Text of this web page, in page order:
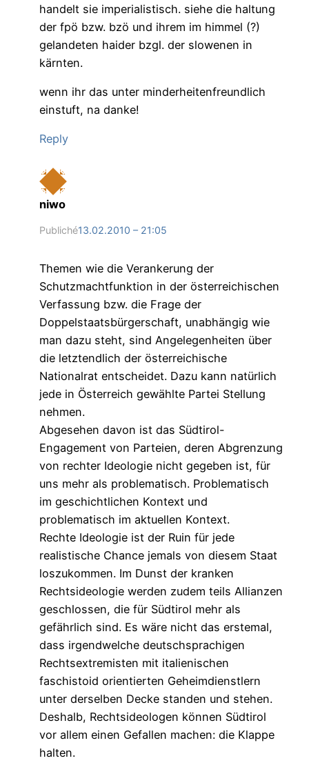
handelt sie imperialistisch. siehe die haltung
der fpö bzw. bzö und ihrem im himmel (?)
gelandeten haider bzgl. der slowenen in
kärnten.
wenn ihr das unter minderheitenfreundlich
einstuft, na danke!
Reply
niwo
Publiché13.02.2010 – 21:05
Themen wie die Verankerung der
Schutzmachtfunktion in der österreichischen
Verfassung bzw. die Frage der
Doppelstaatsbürgerschaft, unabhängig wie
man dazu steht, sind Angelegenheiten über
die letztendlich der österreichische
Nationalrat entscheidet. Dazu kann natürlich
jede in Österreich gewählte Partei Stellung
nehmen.
Abgesehen davon ist das Südtirol-
Engagement von Parteien, deren Abgrenzung
von rechter Ideologie nicht gegeben ist, für
uns mehr als problematisch. Problematisch
im geschichtlichen Kontext und
problematisch im aktuellen Kontext.
Rechte Ideologie ist der Ruin für jede
realistische Chance jemals von diesem Staat
loszukommen. Im Dunst der kranken
Rechtsideologie werden zudem teils Allianzen
geschlossen, die für Südtirol mehr als
gefährlich sind. Es wäre nicht das erstemal,
dass irgendwelche deutschsprachigen
Rechtsextremisten mit italienischen
faschistoid orientierten Geheimdienstlern
unter derselben Decke standen und stehen.
Deshalb, Rechtsideologen können Südtirol
vor allem einen Gefallen machen: die Klappe
halten.